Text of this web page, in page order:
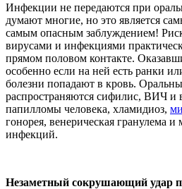
Инфекции не передаются при
думают многие, но это является
самым опасным заблуждением!
вирусами и инфекциями
прямом половом контакте.
особенно если на ней есть ранки
болезни попадают в кровь.
распространяются сифилис, ВИЧ и
папилломы человека, хламидиоз,
гонорея, венерическая гранулема
инфекций.
Незаметный сокрушающий удар